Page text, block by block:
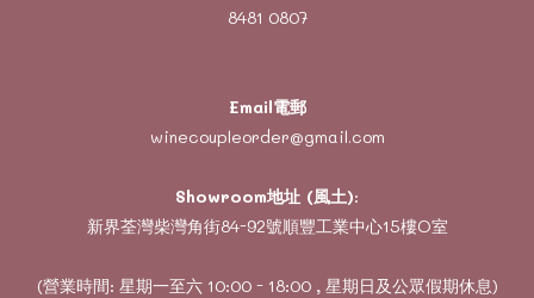
8481 0807
Email電郵
winecoupleorder@gmail.com
Showroom地址 (風土):
新界荃灣柴灣角街84-92號順豐工業中心15樓O室
(營業時間: 星期一至六 10:00 - 18:00 , 星期日及公眾假期休息)